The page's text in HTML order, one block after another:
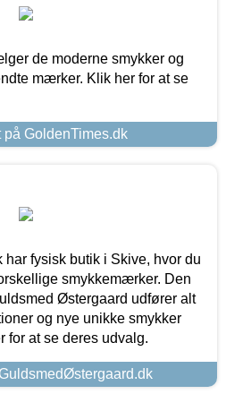
de moderne smykker og
mærker. Klik her for at se
på GoldenTimes.dk
fysisk butik i Skive, hvor du
smykkemærker. Den
Østergaard udfører alt
og nye unikke smykker
for at se deres udvalg.